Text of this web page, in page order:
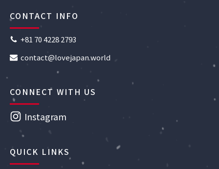
CONTACT INFO
+81 70 4228 2793
contact@lovejapan.world
CONNECT WITH US
Instagram
QUICK LINKS